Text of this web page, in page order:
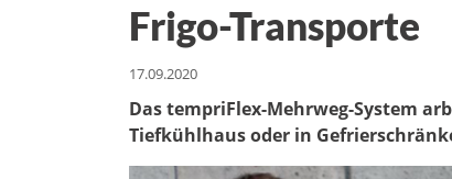
Frigo-Transporte
17.09.2020
Das tempriFlex-Mehrweg-System
Tiefkühlhaus oder in